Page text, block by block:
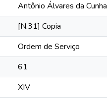
Antônio Álvares da Cunha
[N.31] Copia
Ordem de Serviço
61
XIV